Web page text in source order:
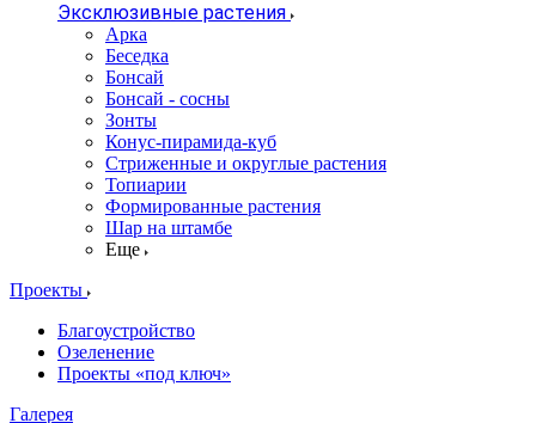
Эксклюзивные растения
Арка
Беседка
Бонсай
Бонсай - сосны
Зонты
Конус-пирамида-куб
Стриженные и округлые растения
Топиарии
Формированные растения
Шар на штамбе
Еще
Проекты
Благоустройство
Озеленение
Проекты «под ключ»
Галерея